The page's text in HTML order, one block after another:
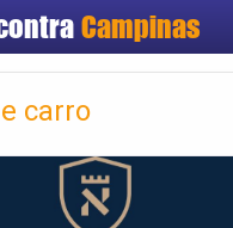
Campinas
Cadastrar empresa
Criar conta
carro